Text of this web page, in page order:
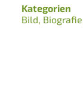
Kategorien
Bild Biografie